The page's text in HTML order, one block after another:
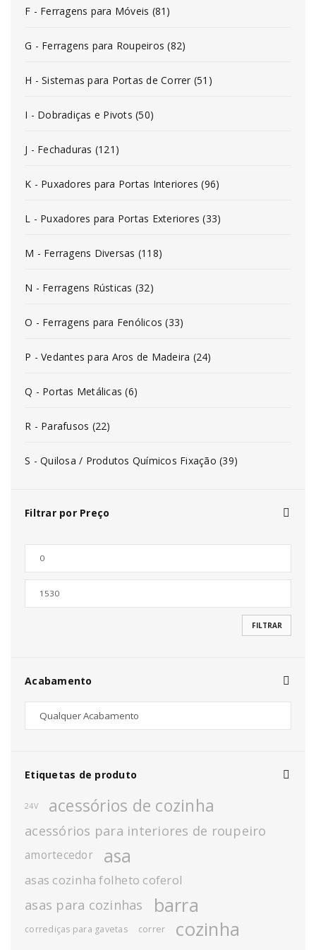
F - Ferragens para Móveis (81)
G - Ferragens para Roupeiros (82)
H - Sistemas para Portas de Correr (51)
I - Dobradiças e Pivots (50)
J - Fechaduras (121)
K - Puxadores para Portas Interiores (96)
L - Puxadores para Portas Exteriores (33)
M - Ferragens Diversas (118)
N - Ferragens Rústicas (32)
O - Ferragens para Fenólicos (33)
P - Vedantes para Aros de Madeira (24)
Q - Portas Metálicas (6)
R - Parafusos (22)
S - Quilosa / Produtos Químicos Fixação (39)
Filtrar por Preço
FILTRAR
Acabamento
Etiquetas de produto
24V acessórios de cozinha
acessórios para interiores de roupeiro
amortecedor asa
asas cozinha folheto coferol
asas para cozinhas barra
corrediças para gavetas correr cozinha